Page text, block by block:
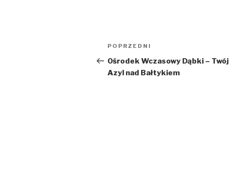
Nawigacja
wpisu
Poprzedni
wpis
POPRZEDNI
Ośrodek Wczasowy Dąbki – Twój
Azyl nad Bałtykiem